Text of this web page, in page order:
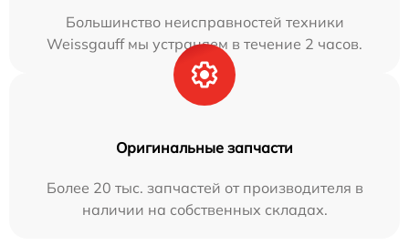
Большинство неисправностей техники
Weissgauff мы устраняем в течение 2 часов.
Оригинальные запчасти
Более 20 тыс. запчастей от производителя в
наличии на собственных складах.